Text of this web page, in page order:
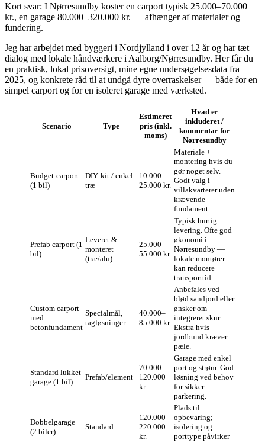
Kort svar: I Nørresundby koster en carport typisk 25.000–70.000
kr., en garage 80.000–320.000 kr. — afhænger af materialer og
fundering.
Jeg har arbejdet med byggeri i Nordjylland i over 12 år og har tæt
dialog med lokale håndværkere i Aalborg/Nørresundby. Her får du
en praktisk, lokal prisoversigt, mine egne undersøgelsesdata fra
2025, og konkrete råd til at undgå dyre overraskelser — både for en
simpel carport og for en isoleret garage med værksted.
Scenario Type
Estimeret
pris (inkl.
moms)
Hvad er
inkluderet /
kommentar for
Nørresundby
Budget‑carport
(1 bil)
DIY‑kit / enkel
træ
10.000–
25.000 kr.
Materiale +
montering hvis du
gør noget selv.
Godt valg i
villakvarterer uden
krævende
fundament.
Prefab carport (1
bil)
Leveret &
monteret
(træ/alu)
25.000–
55.000 kr.
Typisk hurtig
levering. Ofte god
økonomi i
Nørresundby —
lokale montører
kan reducere
transporttid.
Custom carport
med
betonfundament
Specialmål,
tagløsninger
40.000–
85.000 kr.
Anbefales ved
blød sandjord eller
ønsker om
integreret skur.
Ekstra hvis
jordbund kræver
pæle.
Standard lukket
garage (1 bil)
Prefab/element
70.000–
120.000
kr.
Garage med enkel
port og strøm. God
løsning ved behov
for sikker
parkering.
Dobbelgarage
(2 biler)
Standard
120.000–
220.000
kr.
Plads til
opbevaring;
isolering og
porttype påvirker